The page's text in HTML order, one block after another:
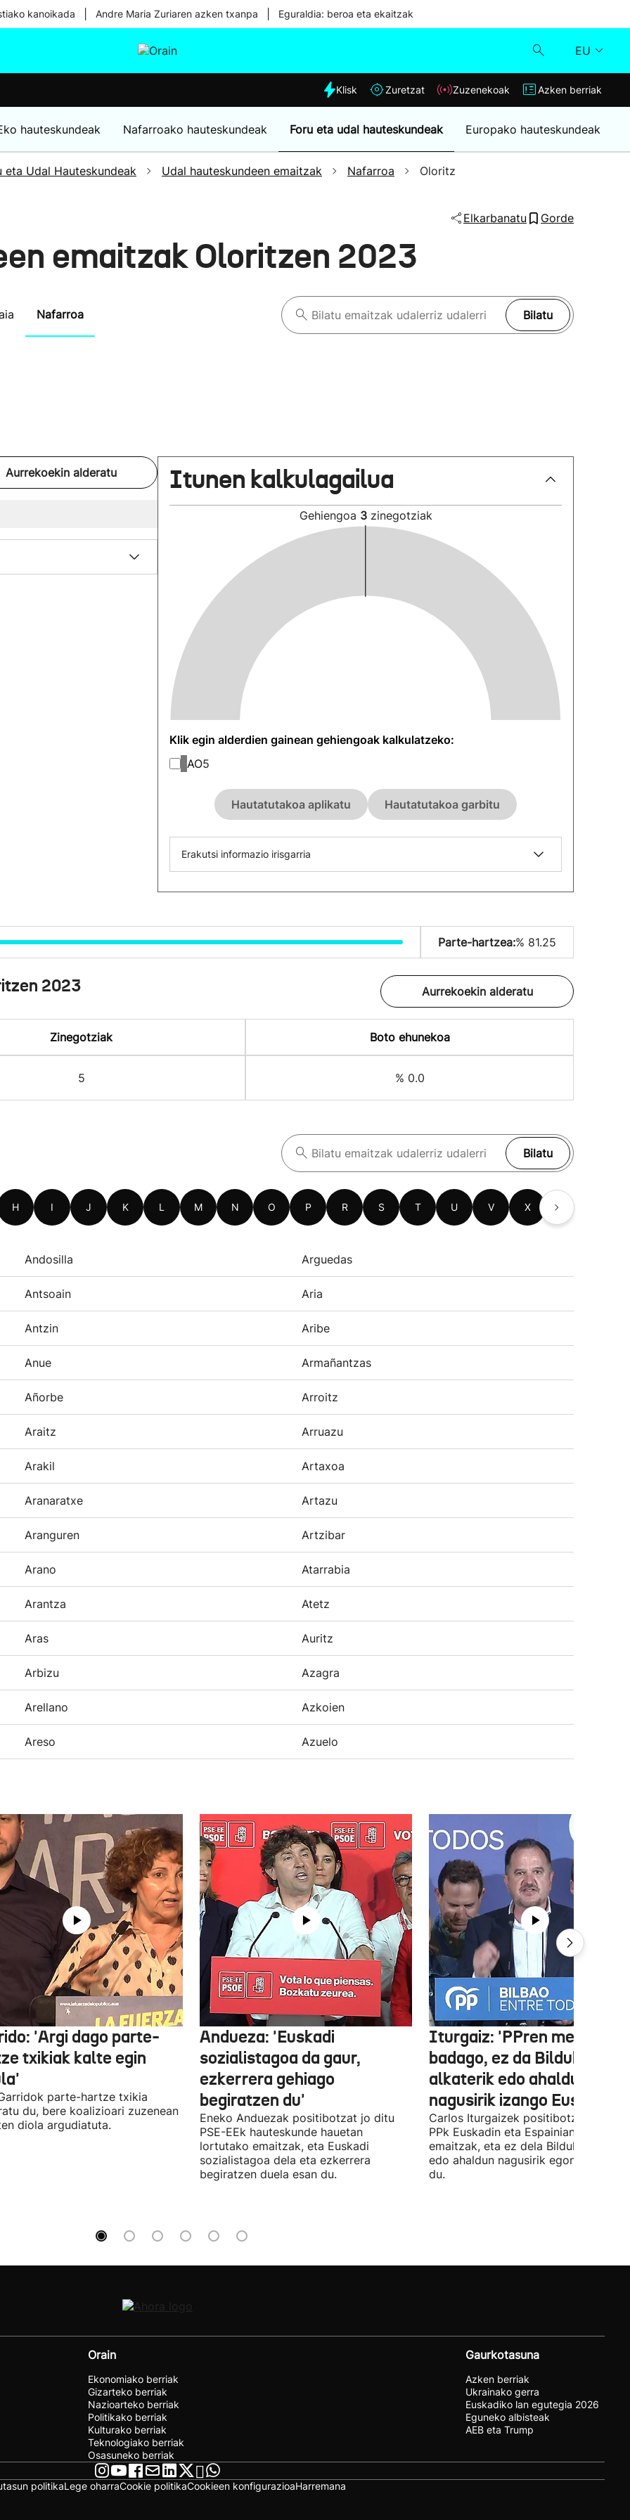
kanoikada Andre Maria Zuriaren azken txanpa Eguraldia: beroa eta ekaitzak
EU
Eguraldia
Klisk
Zuzenekoak
Azken berriak
Klisk Zuretzat Zuzenekoak Azken berriak
hauteskundeak Nafarroako hauteskundeak Foru eta udal hauteskundeak Europako hauteskundeak
eta Udal Hauteskundeak Udal hauteskundeen emaitzak Nafarroa Oloritz
Elkarbanatu Gorde
emaitzak Oloritzen 2023
Nafarroa Bilatu
Aurrekoekin alderatu Itunen kalkulagailua
Gehiengoa 3 zinegotziak
Klik egin alderdien gainean gehiengoak kalkulatzeko:
AO5
Hautatutakoa aplikatu Hautatutakoa garbitu
Erakutsi informazio irisgarria
Parte-hartzea:% 81.25
2023 Aurrekoekin alderatu
Zinegotziak Boto ehunekoa
5 % 0.0
Bilatu
H I J K L M N O P R S T U V X
Andosilla Arguedas
Antsoain Aria
Antzin Aribe
Anue Armañantzas
Añorbe Arroitz
Araitz Arruazu
Arakil Artaxoa
Aranaratxe Artazu
Aranguren Artzibar
Arano Atarrabia
Arantza Atetz
Aras Auritz
Arbizu Azagra
Arellano Azkoien
Areso Azuelo
'Argi dago parte-
txikiak kalte egin
parte-hartze txikia
du, bere koalizioari zuzenean
diola argudiatuta.
Andueza: 'Euskadi
sozialistagoa da gaur,
ezkerrera gehiago
begiratzen du'
Eneko Anduezak positibotzat jo ditu
PSE-EEk hauteskunde hauetan
lortutako emaitzak, eta Euskadi
sozialistagoa dela eta ezkerrera
begiratzen duela esan du.
Iturgaiz: 'PPren menpe
badago, ez da Bilduko
alkaterik edo ahaldun
nagusirik izango Euskadin'
Carlos Iturgaizek positibotzat jo ditu
PPk Euskadin eta Espainian lortutako
emaitzak, eta ez dela Bilduko
edo ahaldun nagusirik egongo
du.
Orain
Ekonomiako berriak
Gizarteko berriak
Nazioarteko berriak
Politikako berriak
Kulturako berriak
Teknologiako berriak
Osasuneko berriak
Gaurkotasuna
Azken berriak
Ukrainako gerra
Euskadiko lan egutegia 2026
Eguneko albisteak
AEB eta Trump
politikaLege oharraCookie politikaCookieen konfigurazioaHarremana